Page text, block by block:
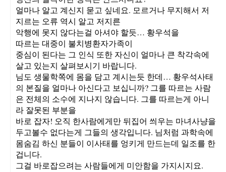
얼마나 알고 계신지 묻고 싶네요. 모르거나 무지해서 저
지르는 오류 역시 알고 저지른
악행에 못지 않다는걸 아셔야 할듯… 황우석을
따르는 대중이 불치병환자가족이
중심이 된다는 그 인식 또한 자신이 얼마나 큰 착각속에
살고 있는지 살펴보시기 바랍니다.
님도 생물학쪽에 몸을 담고 계시는듯 한데… 황우석사태
의 본질을 얼마나 아신다고 보십니까? 그를 따르는 사람
은 전체의 소수에 지나지 않습니다. 그를 따르는게 아니
라 잘못된 부분을
바로 잡자! 오직 한사람에게만 뒤집어 씌우는 마녀사냥을
두고볼수 없다는게 그들의 생각입니다. 님처럼 과학속에
몸숨김 하신 분들이 이사태를 엉키게 만드는데 일조를 한
겁니다.
그걸 바로잡으려는 사람들에게 미안함을 가지시지요.